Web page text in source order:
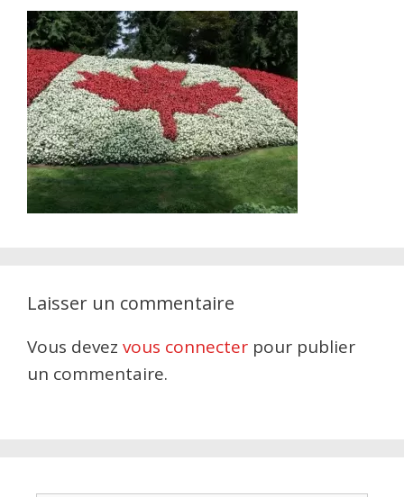
Laisser un commentaire
Vous devez vous connecter pour publier
un commentaire.